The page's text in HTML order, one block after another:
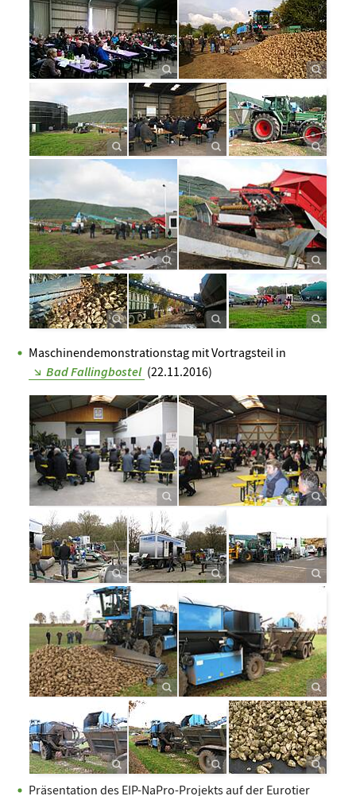
Maschinendemonstrationstag mit Vortragsteil in
Bad Fallingbostel (22.11.2016)
Präsentation des EIP-NaPro-Projekts auf der Eurotier